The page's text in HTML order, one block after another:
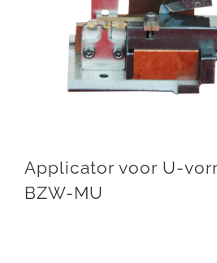
Applicator voor U-
BZW-MU